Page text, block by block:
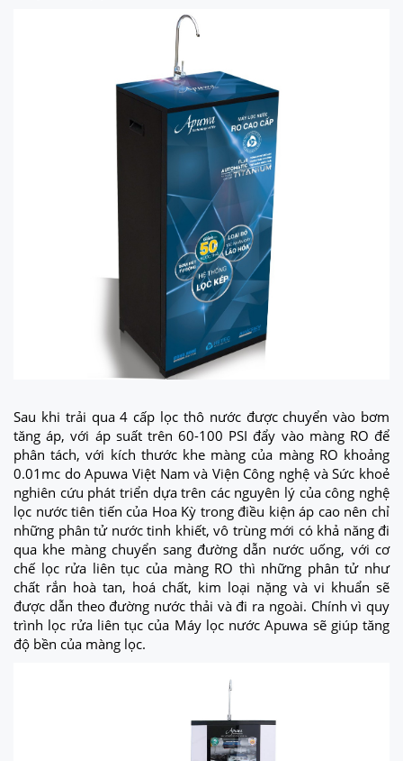
Sau khi trải qua 4 cấp lọc thô nước được chuyển vào bơm
tăng áp, với áp suất trên 60-100 PSI đẩy vào màng RO để
phân tách, với kích thước khe màng của màng RO khoảng
0.01mc do Apuwa Việt Nam và Viện Công nghệ và Sức khoẻ
nghiên cứu phát triển dựa trên các nguyên lý của công nghệ
lọc nước tiên tiến của Hoa Kỳ trong điều kiện áp cao nên chỉ
những phân tử nước tinh khiết, vô trùng mới có khả năng đi
qua khe màng chuyển sang đường dẫn nước uống, với cơ
chế lọc rửa liên tục của màng RO thì những phân tử như
chất rắn hoà tan, hoá chất, kim loại nặng và vi khuẩn sẽ
được dẫn theo đường nước thải và đi ra ngoài. Chính vì quy
trình lọc rửa liên tục của Máy lọc nước Apuwa sẽ giúp tăng
độ bền của màng lọc.